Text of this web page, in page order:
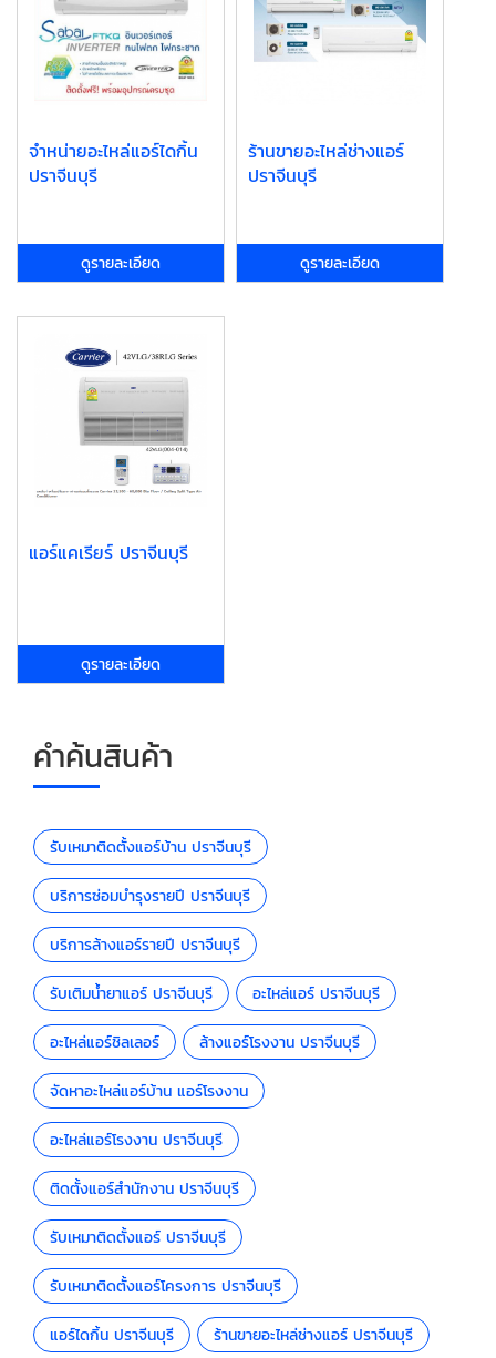
จำหน่ายอะไหล่แอร์ไดกิ้น
ปราจีนบุรี
ดูรายละเอียด
ร้านขายอะไหล่ช่างแอร์
ปราจีนบุรี
ดูรายละเอียด
แอร์แคเรียร์ ปราจีนบุรี
ดูรายละเอียด
คำค้นสินค้า
รับเหมาติดตั้งแอร์บ้าน ปราจีนบุรี
บริการซ่อมบำรุงรายปี ปราจีนบุรี
บริการล้างแอร์รายปี ปราจีนบุรี
รับเติมน้ำยาแอร์ ปราจีนบุรี อะไหล่แอร์ ปราจีนบุรี
อะไหล่แอร์ชิลเลอร์ ล้างแอร์โรงงาน ปราจีนบุรี
จัดหาอะไหล่แอร์บ้าน แอร์โรงงาน
อะไหล่แอร์โรงงาน ปราจีนบุรี
ติดตั้งแอร์สำนักงาน ปราจีนบุรี
รับเหมาติดตั้งแอร์ ปราจีนบุรี
รับเหมาติดตั้งแอร์โครงการ ปราจีนบุรี
แอร์ไดกิ้น ปราจีนบุรี ร้านขายอะไหล่ช่างแอร์ ปราจีนบุรี